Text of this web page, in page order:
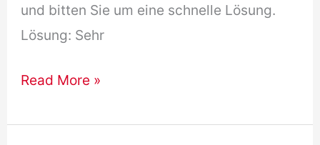
und bitten Sie um eine schnelle Lösung.
Lösung: Sehr
Beschwerdebrief
Wohnung
Read More »